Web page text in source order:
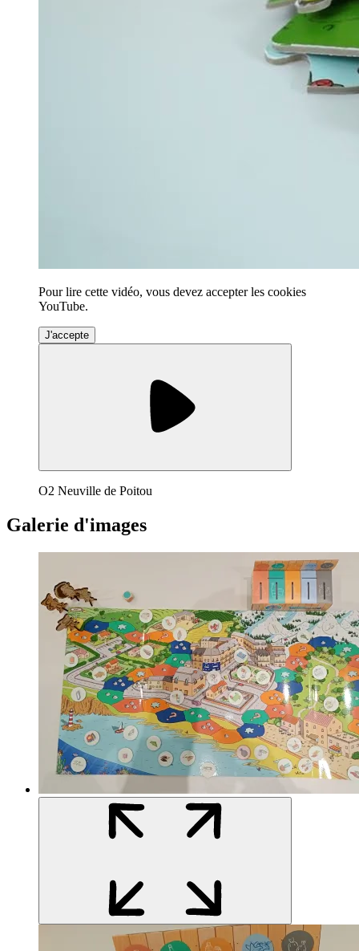
Pour lire cette vidéo, vous devez accepter les cookies
YouTube.
J'accepte
O2 Neuville de Poitou
Galerie d'images